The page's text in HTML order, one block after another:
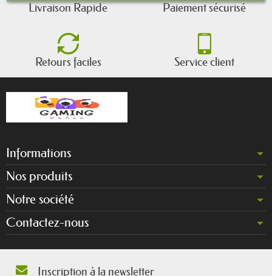
Livraison Rapide Paiement sécurisé
Retours faciles Service client
Informations
Nos produits
Notre société
Contactez-nous
Inscription à la newsletter